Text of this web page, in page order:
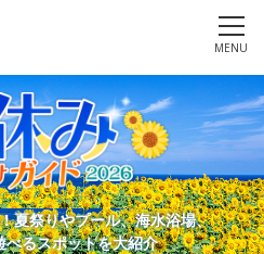
MENU
夏祭りやプール、海水浴場、
べるスポットを大紹介